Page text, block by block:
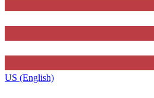
US (English)